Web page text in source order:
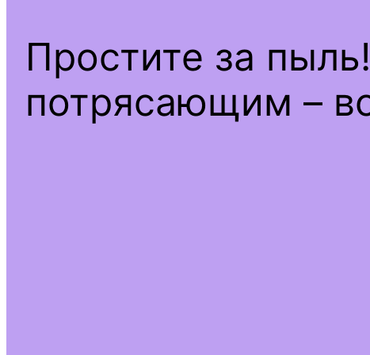
Простите за
потрясающим –